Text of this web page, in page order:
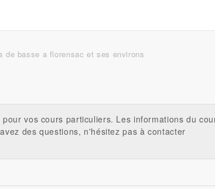
de basse a florensac et ses environs
vos cours particuliers. Les informations du
des questions, n'hésitez pas à contacter